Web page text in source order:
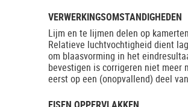
VERWERKINGSOMSTANDIGHEDEN
Lijm en te lijmen delen op
Relatieve luchtvochtigheid dient
om blaasvorming in het
bevestigen is corrigeren niet meer
eerst op een (onopvallend) deel